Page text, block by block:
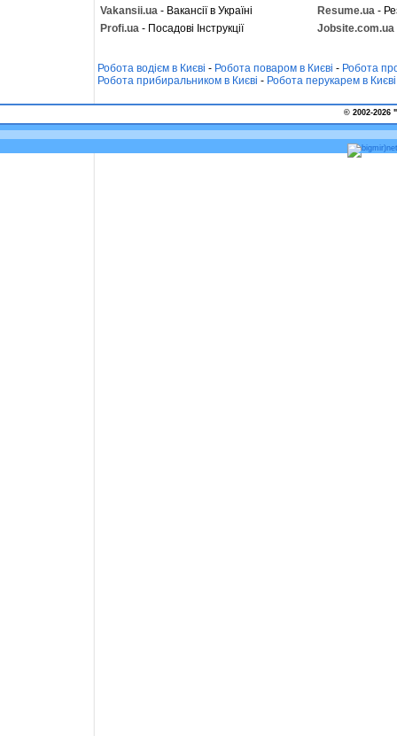
Vakansii.ua - Вакансії в Україні Resume.ua -
Profi.ua - Посадові Інструкції Jobsite.com.ua
Робота водієм в Києві - Робота поваром в Києві - Робота
Робота прибиральником в Києві - Робота перукарем в Києві
© 2002-2026